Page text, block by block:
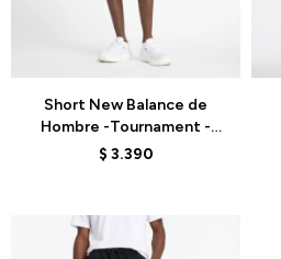
Short New Balance de
Hombre -Tournament -
MS41401ABZ - PURPLE
$ 3.390